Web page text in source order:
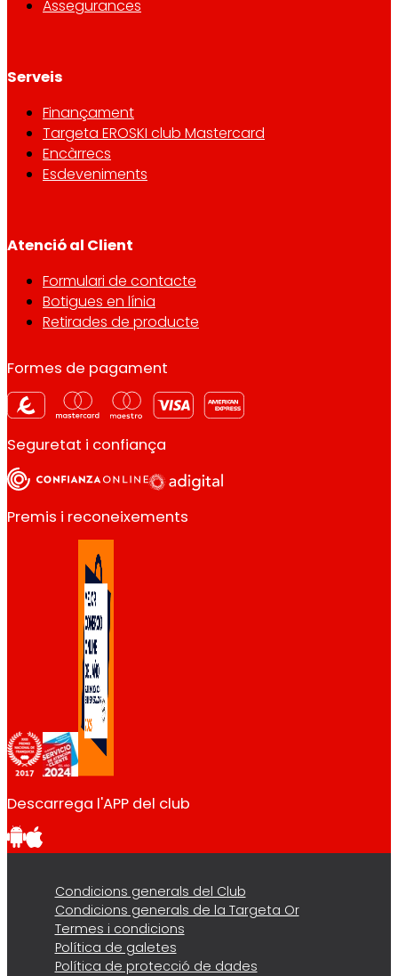
Assegurances
Serveis
Finançament
Targeta EROSKI club Mastercard
Encàrrecs
Esdeveniments
Atenció al Client
Formulari de contacte
Botigues en línia
Retirades de producte
Formes de pagament
Seguretat i confiança
Premis i reconeixements
Descarrega l'APP del club
Condicions generals del Club
Condicions generals de la Targeta Or
Termes i condicions
Política de galetes
Política de protecció de dades